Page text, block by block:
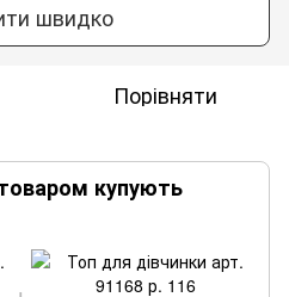
швидко
Порівняти
купують